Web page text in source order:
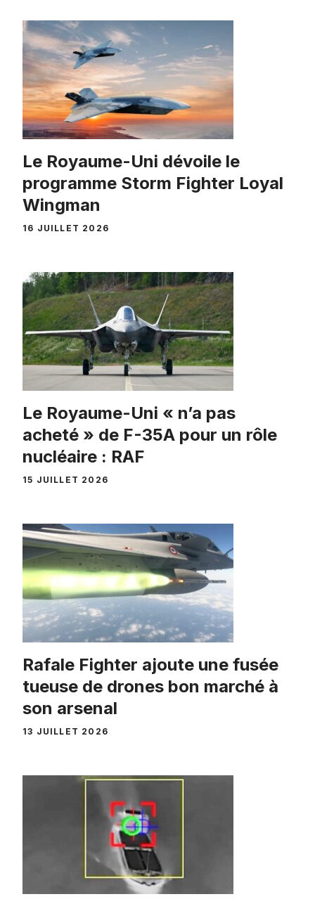
Le Royaume-Uni dévoile le
programme Storm Fighter Loyal
Wingman
16 JUILLET 2026
Le Royaume-Uni « n’a pas
acheté » de F-35A pour un rôle
nucléaire : RAF
15 JUILLET 2026
Rafale Fighter ajoute une fusée
tueuse de drones bon marché à
son arsenal
13 JUILLET 2026